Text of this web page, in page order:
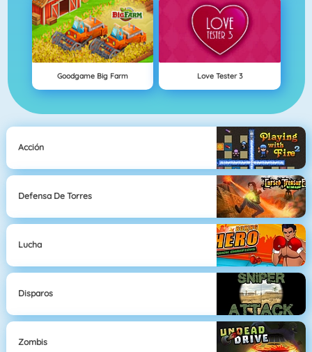
Goodgame Big Farm Love Tester 3
Acción
Defensa De Torres
Lucha
Disparos
Zombis